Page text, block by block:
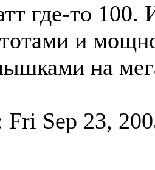
где-то 100.
и
на
Fri Sep 23,